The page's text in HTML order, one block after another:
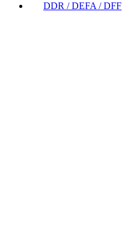
DDR / DEFA / DFF